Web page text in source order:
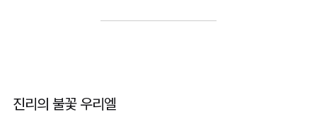
진리의 불꽃 우리엘